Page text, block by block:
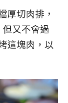
厚切肉排，
又不會過
這塊肉，以